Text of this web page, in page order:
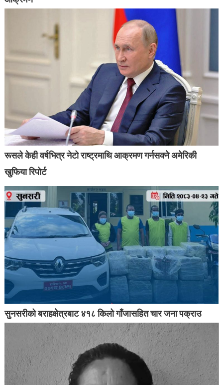
रूसले केही वर्षभित्र नेटो राष्ट्रमाथि आक्रमण गर्नसक्ने अमेरिकी
खुफिया रिपोर्ट
सुनसरीको बराहक्षेत्रबाट ४१८ किलो गाँजासहित चार जना पक्राउ